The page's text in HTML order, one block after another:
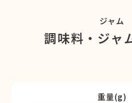
ジャム
調味料・ジャ
重量(g)